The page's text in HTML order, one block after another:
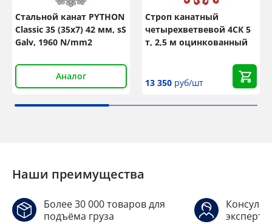
Стальной канат PYTHON
Classic 35 (35x7) 42 мм, sS
Galv, 1960 N/mm2
Аналог
Строп канатный
четырехветвевой 4СК 5
т, 2,5 м оцинкованный
13 350 руб/шт
Наши преимущества
Более 30 000 товаров для
подъёма груза